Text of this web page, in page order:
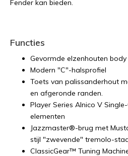
Fender kan bieden.
Functies
Gevormde elzenhouten body
Modern "C"-halsprofiel
Toets van palissanderhout
en afgeronde randen.
Player Series Alnico V
elementen
Jazzmaster®-brug met
stijl "zwevende" tremolo-
ClassicGear™ Tuning